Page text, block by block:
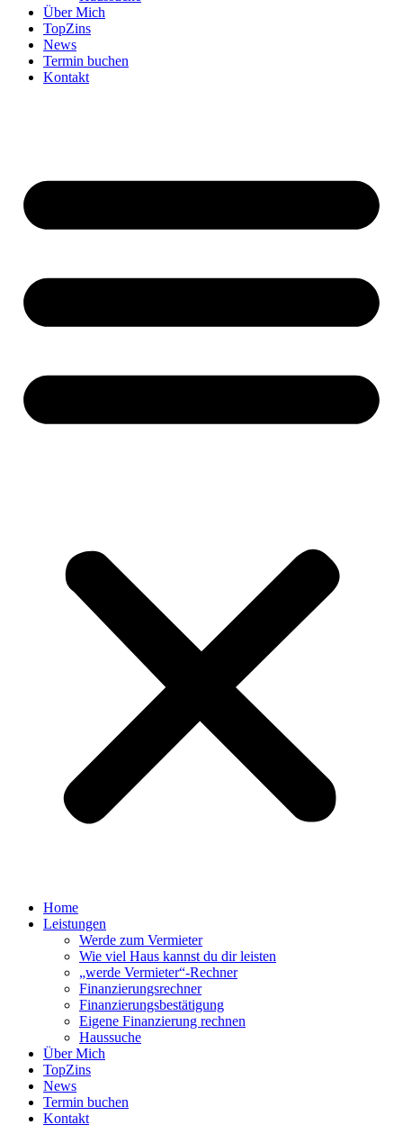
Über Mich
TopZins
News
Termin buchen
Kontakt
Home
Leistungen
Werde zum Vermieter
Wie viel Haus kannst du dir leisten
„werde Vermieter“-Rechner
Finanzierungsrechner
Finanzierungsbestätigung
Eigene Finanzierung rechnen
Haussuche
Über Mich
TopZins
News
Termin buchen
Kontakt